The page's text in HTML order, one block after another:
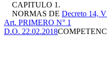
CAPITULO 1.
NORMAS DE Decreto 14,
Art. PRIMERO N° 1
D.O. 22.02.2018